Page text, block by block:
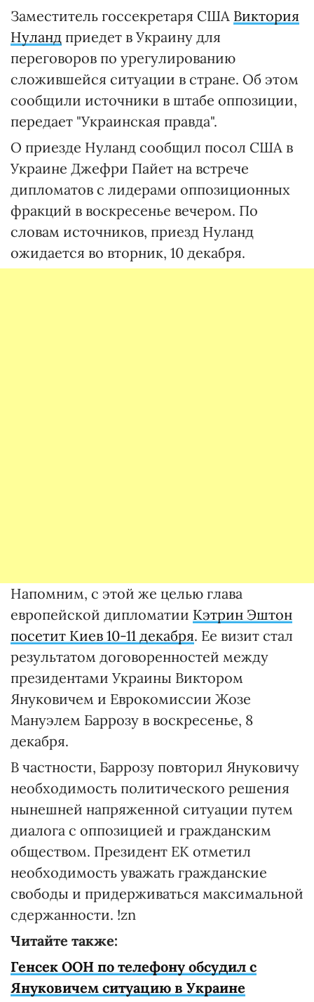
Заместитель госсекретаря США Виктория
Нуланд приедет в Украину для
переговоров по урегулированию
сложившейся ситуации в стране. Об этом
сообщили источники в штабе оппозиции,
передает "Украинская правда".
О приезде Нуланд сообщил посол США в
Украине Джефри Пайет на встрече
дипломатов с лидерами оппозиционных
фракций в воскресенье вечером. По
словам источников, приезд Нуланд
ожидается во вторник, 10 декабря.
Напомним, с этой же целью глава
европейской дипломатии Кэтрин Эштон
посетит Киев 10-11 декабря. Ее визит стал
результатом договоренностей между
президентами Украины Виктором
Януковичем и Еврокомиссии Жозе
Мануэлем Баррозу в воскресенье, 8
декабря.
В частности, Баррозу повторил Януковичу
необходимость политического решения
нынешней напряженной ситуации путем
диалога с оппозицией и гражданским
обществом. Президент ЕК отметил
необходимость уважать гражданские
свободы и придерживаться максимальной
сдержанности. !zn
Читайте также:
Генсек ООН по телефону обсудил с
Януковичем ситуацию в Украине